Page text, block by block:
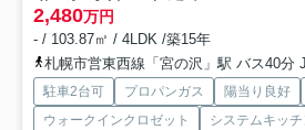
2,480万円
- / 103.87㎡ / 4LDK /築15年
札幌市営東西線「宮の沢」駅 バス40分 JR北海道バス「
駐車2台可 プロパンガス 陽当り良好
ウォークインクロゼット
システムキッチ